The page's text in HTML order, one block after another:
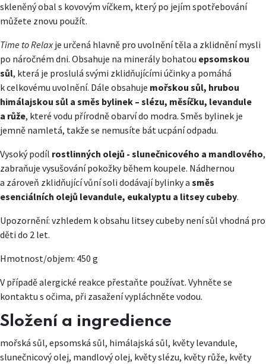
skleněný obal s kovovým víčkem, který po jejím spotřebování
můžete znovu použít.
Time to Relaxje určená hlavně pro uvolnění těla a zklidnění mysli
po náročném dni. Obsahuje na minerály bohatou epsomskou
sůl, která je proslulá svými zklidňujícími účinky a pomáhá
k celkovému uvolnění. Dále obsahuje mořskou sůl, hrubou
himálajskou sůl a směs bylinek – slézu, měsíčku, levandule
a růže, které vodu přírodně obarví do modra. Směs bylinek je
jemně namletá, takže se nemusíte bát ucpání odpadu.
Vysoký podíl rostlinných olejů - slunečnicového a mandlového,
zabraňuje vysušování pokožky během koupele. Nádhernou
a zároveň zklidňující vůní soli dodávají bylinky a směs
esenciálních olejů levandule, eukalyptu a litsey cubeby.
Upozornění: vzhledem k obsahu litsey cubeby není sůl vhodná pro
děti do 2 let.
Hmotnost/objem: 450 g
V případě alergické reakce přestaňte používat. Vyhněte se
kontaktu s očima, při zasažení vypláchněte vodou.
Složení a ingredience
mořská sůl, epsomská sůl, himálajská sůl, květy levandule,
slunečnicový olej, mandlový olej, květy slézu, květy růže, květy